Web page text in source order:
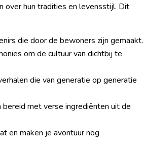
over hun tradities en levensstijl. Dit
die door de bewoners zijn gemaakt.
om de cultuur van dichtbij te
die van generatie op generatie
met verse ingrediënten uit de
en maken je avontuur nog